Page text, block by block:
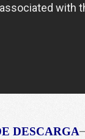
DESCARGA